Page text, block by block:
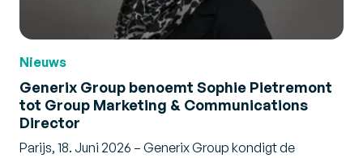
Nieuws
Generix Group benoemt Sophie Pietremont
tot Group Marketing & Communications
Director
Parijs, 18. Juni 2026 – Generix Group kondigt de